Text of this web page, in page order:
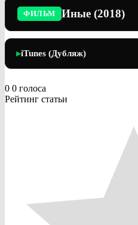
ФИЛЬМ Иные (2018)
▶iTunes (Дубляж)
0 0 голоса
Рейтинг статьи